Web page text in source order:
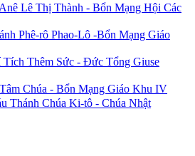
Lê Thị Thành - Bổn Mạng Hội Các
Phê-rô Phao-Lô -Bổn Mạng Giáo
Tích Thêm Sức - Đức Tổng Giuse
Chúa - Bổn Mạng Giáo Khu IV
Thánh Chúa Ki-tô - Chúa Nhật